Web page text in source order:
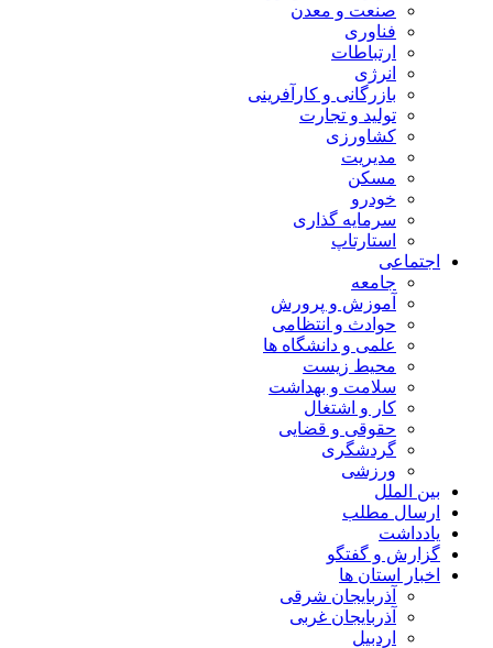
صنعت و معدن
فناوری
ارتباطات
انرژی
بازرگانی و کارآفرینی
تولید و تجارت
کشاورزی
مدیریت
مسکن
خودرو
سرمایه گذاری
استارتاپ
اجتماعی
جامعه
آموزش و پرورش
حوادث و انتظامی
علمی و دانشگاه ها
محیط زیست
سلامت و بهداشت
کار و اشتغال
حقوقی و قضایی
گردشگری
ورزشی
بین الملل
ارسال مطلب
یادداشت
گزارش و گفتگو
اخبار استان ها
آذربایجان شرقی
آذربایجان غربی
اردبیل